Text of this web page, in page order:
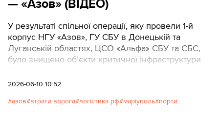
— «Азов» (ВІДЕО)
У результаті спільної операції, яку провели 1-й
корпус НГУ «Азов», ГУ СБУ в Донецькій та
Луганській областях, ЦСО «Альфа» СБУ та СБС,
було знищено об’єкти критичної інфраструктури
2026-06-10 10:52
азов втрати ворога логістика рф маріуполь порти